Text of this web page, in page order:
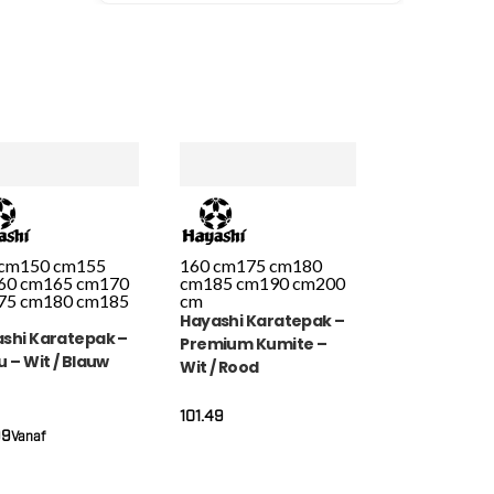
150 cm155
cm165 cm170
cm180 cm185
Karatepak –
– Wit / Blauw
Vanaf
160 cm175 cm180
cm185 cm190 cm200
cm
Hayashi Karatepak –
Premium Kumite –
Wit / Rood
101.49